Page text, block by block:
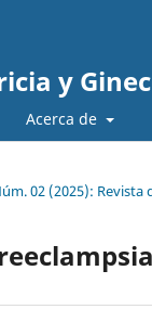
y
Acerca de
02 (2025):